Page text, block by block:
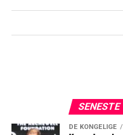
SENESTE
DE KONGELIGE